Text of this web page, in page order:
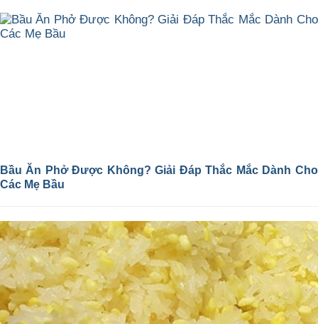
Bầu Ăn Phở Được Không? Giải Đáp Thắc Mắc Dành Cho
Các Mẹ Bầu